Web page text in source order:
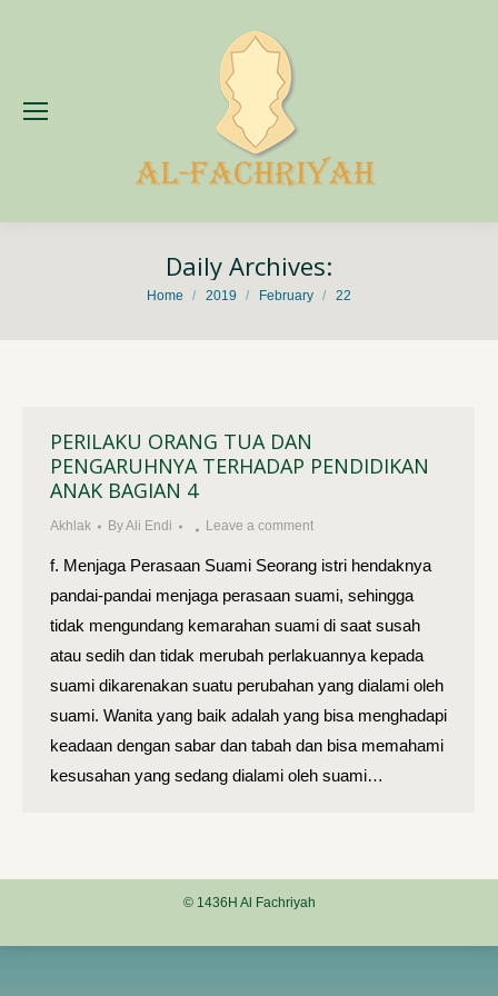
Daily Archives:
You are here:
Home 2019 February 22
PERILAKU ORANG TUA DAN
PENGARUHNYA TERHADAP PENDIDIKAN
ANAK BAGIAN 4
Akhlak ByAli Endi Leave a comment
f. Menjaga Perasaan Suami Seorang istri hendaknya
pandai-pandai menjaga perasaan suami, sehingga
tidak mengundang kemarahan suami di saat susah
atau sedih dan tidak merubah perlakuannya kepada
suami dikarenakan suatu perubahan yang dialami oleh
suami. Wanita yang baik adalah yang bisa menghadapi
keadaan dengan sabar dan tabah dan bisa memahami
kesusahan yang sedang dialami oleh suami…
© 1436H Al Fachriyah